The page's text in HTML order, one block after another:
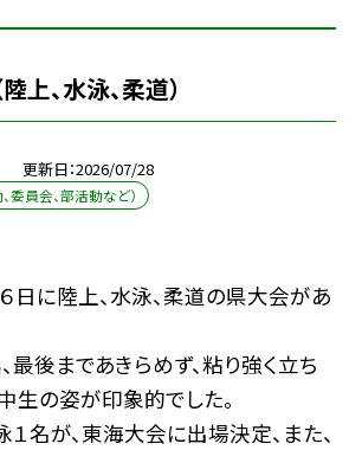
上、水泳、柔道）
更新日 2026/07/28
委員会、部活動など）
日に陸上、水泳、柔道の県大会があ
後まであきらめず、粘り強く立ち
生の姿が印象的でした。
名が、東海大会に出場決定、また、